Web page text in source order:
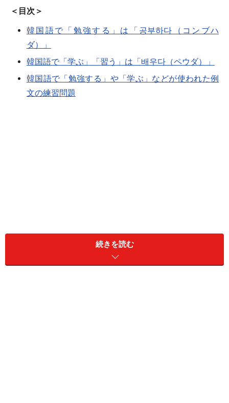
＜目次＞
韓国語で「勉強する」は「공부하다（コンブハ
ダ）」
韓国語で「学ぶ」「習う」は「배우다（ペウダ）」
韓国語で「勉強する」や「学ぶ」などが使われた例
文の練習問題
続きを読む